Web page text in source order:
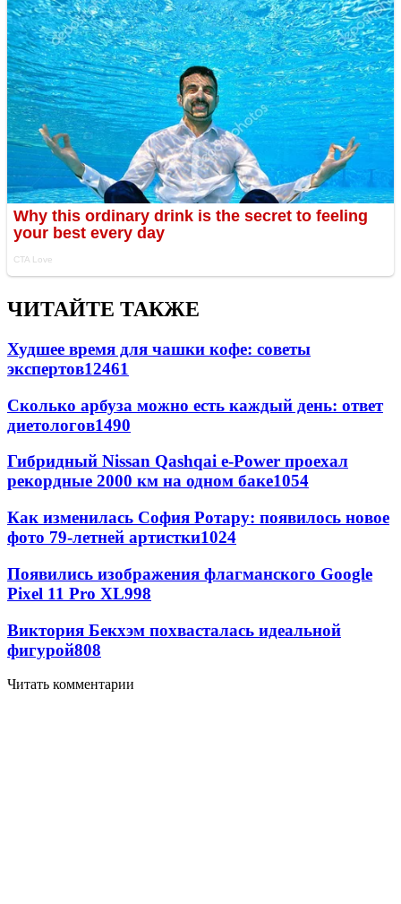
ЧИТАЙТЕ ТАКЖЕ
Худшее время для чашки кофе: советы
экспертов12461
Сколько арбуза можно есть каждый день: ответ
диетологов1490
Гибридный Nissan Qashqai e-Power проехал
рекордные 2000 км на одном баке1054
Как изменилась София Ротару: появилось новое
фото 79-летней артистки1024
Появились изображения флагманского Google
Pixel 11 Pro XL998
Виктория Бекхэм похвасталась идеальной
фигурой808
Читать комментарии